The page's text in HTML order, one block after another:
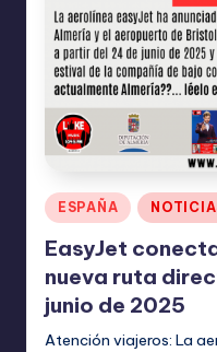
Publicado
en
ESPAÑA
EasyJet
nueva ruta
junio de 2025
Atención viajeros: La